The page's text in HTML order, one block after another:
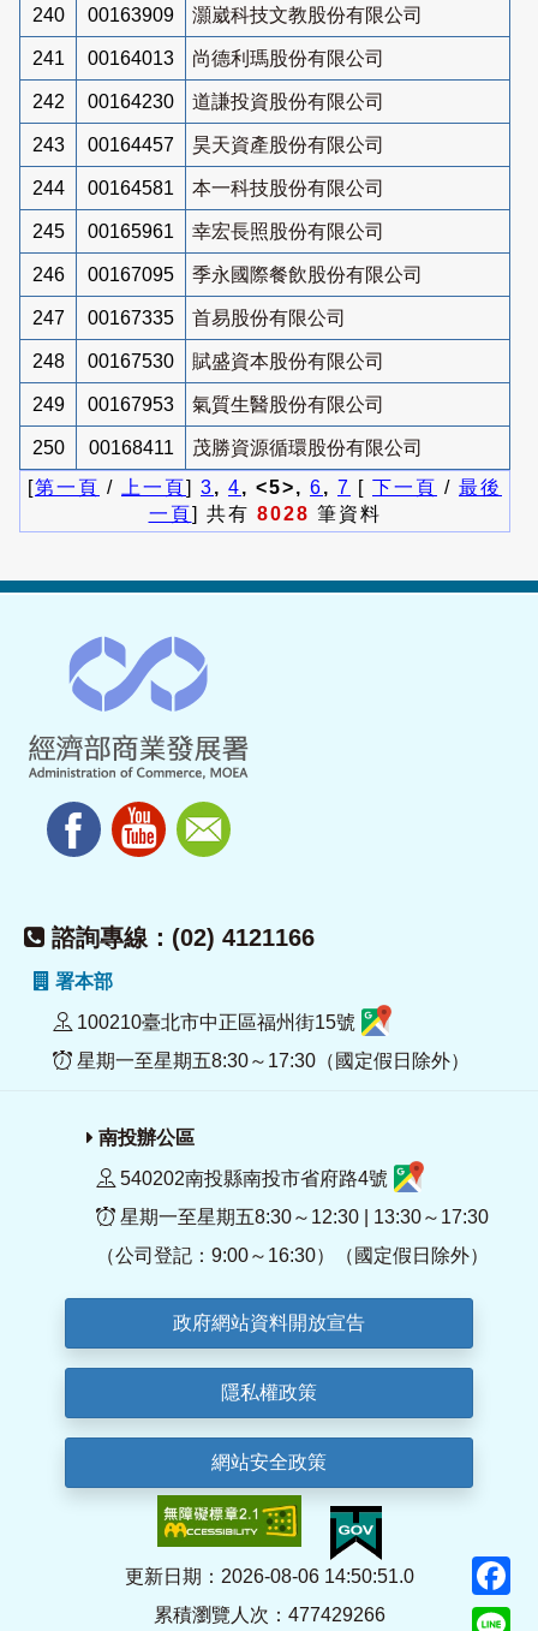
240 00163909 灝崴科技文教股份有限公司
241 00164013 尚德利瑪股份有限公司
242 00164230 道謙投資股份有限公司
243 00164457 昊天資產股份有限公司
244 00164581 本一科技股份有限公司
245 00165961 幸宏長照股份有限公司
246 00167095 季永國際餐飲股份有限公司
247 00167335 首易股份有限公司
248 00167530 賦盛資本股份有限公司
249 00167953 氣質生醫股份有限公司
250 00168411
茂勝資源循環股份有限公司
[第一頁 / 上一頁] 3, 4, <5>, 6, 7 [ 下一頁 / 最後
一頁] 共有 8028 筆資料
諮詢專線：(02) 4121166
署本部
100210臺北市中正區福州街15號
星期一至星期五8:30～17:30（國定假日除外）
南投辦公區
540202南投縣南投市省府路4號
星期一至星期五8:30～12:30 | 13:30～17:30
（公司登記：9:00～16:30）（國定假日除外）
政府網站資料開放宣告
隱私權政策
網站安全政策
更新日期：2026-08-06 14:50:51.0
累積瀏覽人次：477429266